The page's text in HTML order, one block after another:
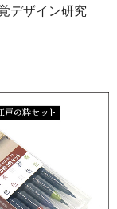
デザイン研究